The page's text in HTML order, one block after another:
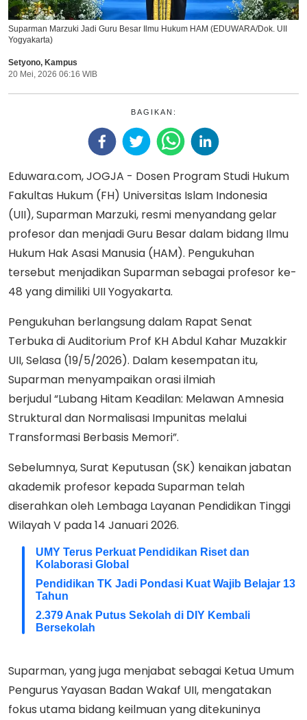
Suparman Marzuki Jadi Guru Besar Ilmu Hukum HAM (EDUWARA/Dok. UII
Yogyakarta)
Setyono, Kampus
20 Mei, 2026 06:16 WIB
BAGIKAN:
Eduwara.com, JOGJA - Dosen Program Studi Hukum
Fakultas Hukum (FH) Universitas Islam Indonesia
(UII), Suparman Marzuki, resmi menyandang gelar
profesor dan menjadi Guru Besar dalam bidang Ilmu
Hukum Hak Asasi Manusia (HAM). Pengukuhan
tersebut menjadikan Suparman sebagai profesor ke-
48 yang dimiliki UII Yogyakarta.
Pengukuhan berlangsung dalam Rapat Senat
Terbuka di Auditorium Prof KH Abdul Kahar Muzakkir
UII, Selasa (19/5/2026). Dalam kesempatan itu,
Suparman menyampaikan orasi ilmiah
berjudul “Lubang Hitam Keadilan: Melawan Amnesia
Struktural dan Normalisasi Impunitas melalui
Transformasi Berbasis Memori”.
Sebelumnya, Surat Keputusan (SK) kenaikan jabatan
akademik profesor kepada Suparman telah
diserahkan oleh Lembaga Layanan Pendidikan Tinggi
Wilayah V pada 14 Januari 2026.
UMY Terus Perkuat Pendidikan Riset dan
Kolaborasi Global
Pendidikan TK Jadi Pondasi Kuat Wajib Belajar 13
Tahun
2.379 Anak Putus Sekolah di DIY Kembali
Bersekolah
Suparman, yang juga menjabat sebagai Ketua Umum
Pengurus Yayasan Badan Wakaf UII, mengatakan
fokus utama bidang keilmuan yang ditekuninya